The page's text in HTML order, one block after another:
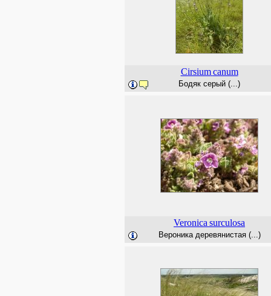
Cirsium canum
Бодяк серый (...)
Veronica surculosa
Вероника деревянистая (...)